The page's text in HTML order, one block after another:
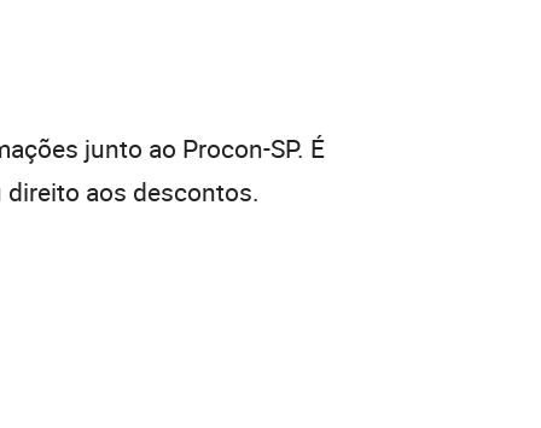
junto ao Procon-SP. É
aos descontos.